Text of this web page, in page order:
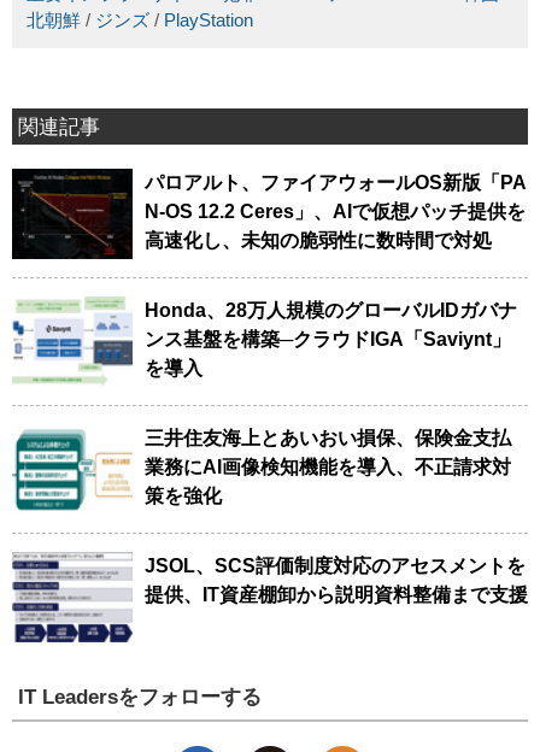
北朝鮮 / ジンズ / PlayStation
関連記事
パロアルト、ファイアウォールOS新版「PA
N-OS 12.2 Ceres」、AIで仮想パッチ提供を
高速化し、未知の脆弱性に数時間で対処
Honda、28万人規模のグローバルIDガバナ
ンス基盤を構築─クラウドIGA「Saviynt」
を導入
三井住友海上とあいおい損保、保険金支払
業務にAI画像検知機能を導入、不正請求対
策を強化
JSOL、SCS評価制度対応のアセスメントを
提供、IT資産棚卸から説明資料整備まで支援
IT Leadersをフォローする